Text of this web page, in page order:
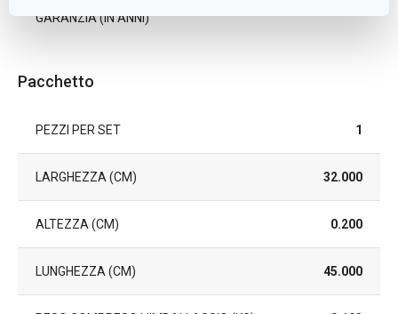
GARANZIA (IN ANNI)
Pacchetto
PEZZI PER SET 1
LARGHEZZA (CM) 32.000
ALTEZZA (CM) 0.200
LUNGHEZZA (CM) 45.000